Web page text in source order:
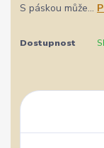
S páskou může...
Dostupnost